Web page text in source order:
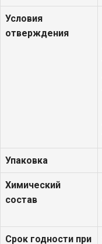
Условия
отверждения
Упаковка
Химический
состав
Срок годности при